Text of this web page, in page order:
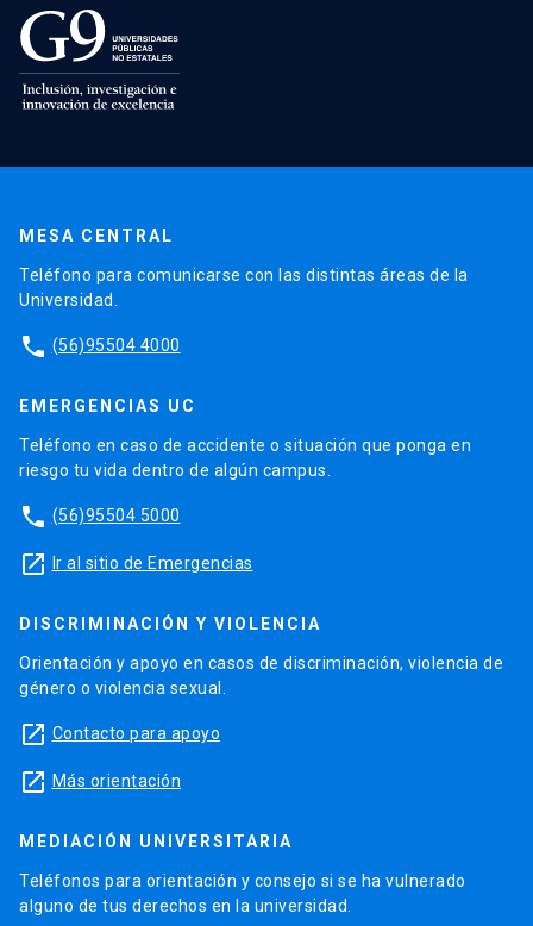
MESA CENTRAL
Teléfono para comunicarse con las distintas áreas de la
Universidad.
phone (56)95504 4000
EMERGENCIAS UC
Teléfono en caso de accidente o situación que ponga en
riesgo tu vida dentro de algún campus.
phone (56)95504 5000
launch Ir al sitio de Emergencias
DISCRIMINACIÓN Y VIOLENCIA
Orientación y apoyo en casos de discriminación, violencia de
género o violencia sexual.
launch Contacto para apoyo
launch Más orientación
MEDIACIÓN UNIVERSITARIA
Teléfonos para orientación y consejo si se ha vulnerado
alguno de tus derechos en la universidad.